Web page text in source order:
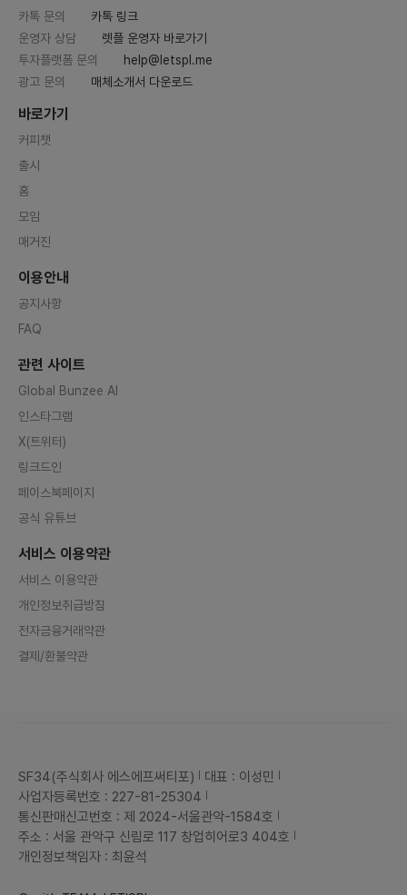
카톡 문의
카톡 링크
운영자 상담
렛플 운영자 바로가기
투자플랫폼 문의
help@letspl.me
광고 문의
매체소개서 다운로드
바로가기
커피챗
출시
홈
모임
매거진
이용안내
공지사항
FAQ
관련 사이트
Global Bunzee AI
인스타그램
X(트위터)
링크드인
페이스북페이지
공식 유튜브
서비스 이용약관
서비스 이용약관
개인정보취급방침
전자금융거래약관
결제/환불약관
SF34(주식회사 에스에프써티포)
대표 : 이성민
사업자등록번호 : 227-81-25304
통신판매신고번호 : 제 2024-서울관악-1584호
주소 : 서울 관악구 신림로 117 창업히어로3 404호
개인정보책임자 : 최윤석